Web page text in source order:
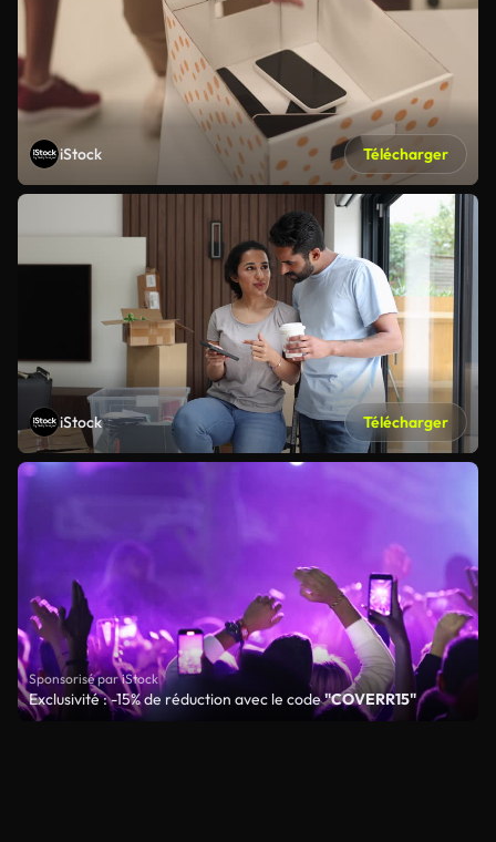
iStock Télécharger
iStock Télécharger
Sponsorisé par iStock
Exclusivité : -15% de réduction avec le code"COVERR15"